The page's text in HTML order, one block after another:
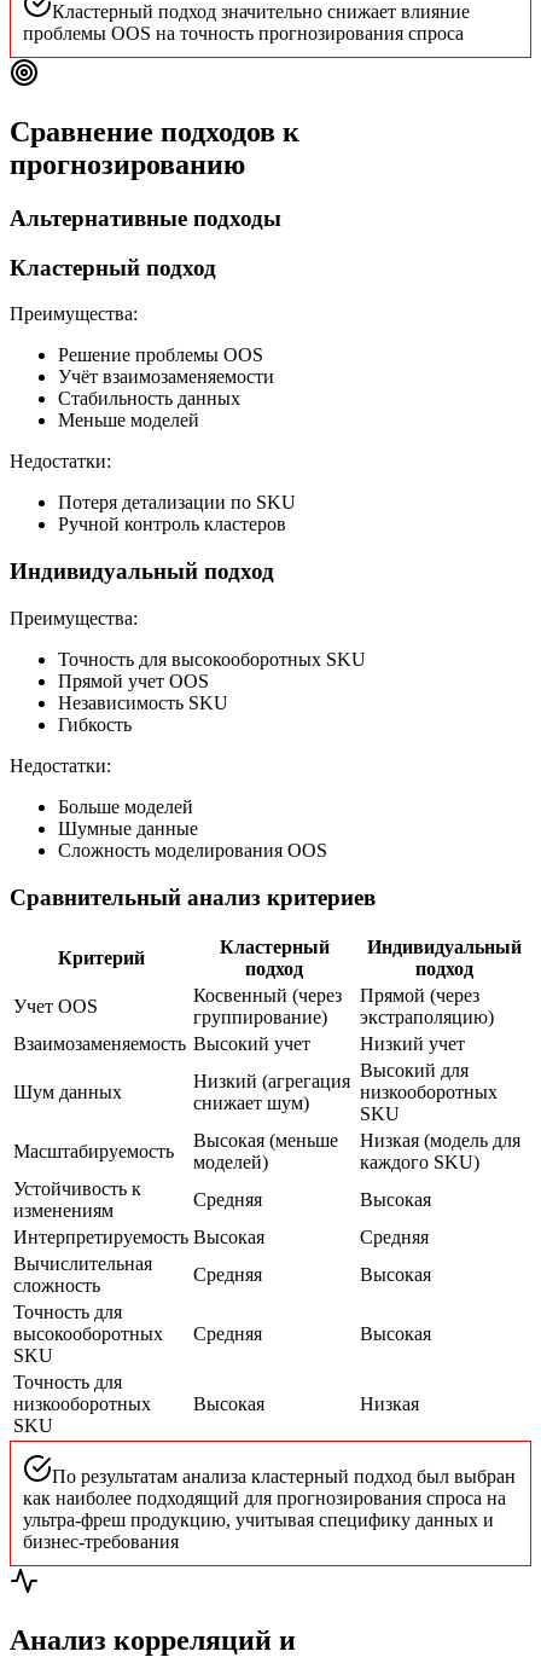
Кластерный подход значительно снижает влияние
проблемы OOS на точность прогнозирования спроса
Сравнение подходов к
прогнозированию
Альтернативные подходы
Кластерный подход
Преимущества:
Решение проблемы OOS
Учёт взаимозаменяемости
Стабильность данных
Меньше моделей
Недостатки:
Потеря детализации по SKU
Ручной контроль кластеров
Индивидуальный подход
Преимущества:
Точность для высокооборотных SKU
Прямой учет OOS
Независимость SKU
Гибкость
Недостатки:
Больше моделей
Шумные данные
Сложность моделирования OOS
Сравнительный анализ критериев
Критерий
Кластерный
подход
Индивидуальный
подход
Учет OOS
Косвенный (через
группирование)
Прямой (через
экстраполяцию)
Взаимозаменяемость Высокий учет Низкий учет
Шум данных
Низкий (агрегация
снижает шум)
Высокий для
низкооборотных
SKU
Масштабируемость
Высокая (меньше
моделей)
Низкая (модель для
каждого SKU)
Устойчивость к
изменениям
Средняя
Высокая
Интерпретируемость Высокая
Средняя
Вычислительная
сложность
Средняя
Высокая
Точность для
высокооборотных
SKU
Средняя Высокая
Точность для
низкооборотных
SKU
Высокая Низкая
По результатам анализа кластерный подход был выбран
как наиболее подходящий для прогнозирования спроса на
ультра-фреш продукцию, учитывая специфику данных и
бизнес-требования
Анализ корреляций и